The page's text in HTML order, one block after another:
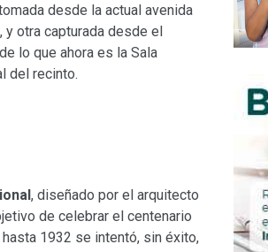
desde la actual avenida
y otra capturada desde el
lo que ahora es la Sala
del recinto.
, diseñado por el arquitecto
de celebrar el centenario
1932 se intentó, sin éxito,